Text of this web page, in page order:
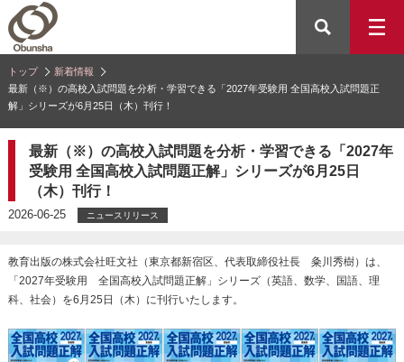
トップ
新着情報
最新（※）の高校入試問題を分析・学習できる「2027年受験用 全国高校入試問題正
解」シリーズが6月25日（木）刊行！
最新（※）の高校入試問題を分析・学習できる「2027年
受験用 全国高校入試問題正解」シリーズが6月25日
（木）刊行！
2026-06-25 ニュースリリース
教育出版の株式会社旺文社（東京都新宿区、代表取締役社長 粂川秀樹）は、
「2027年受験用 全国高校入試問題正解」シリーズ（英語、数学、国語、理
科、社会）を6月25日（木）に刊行いたします。